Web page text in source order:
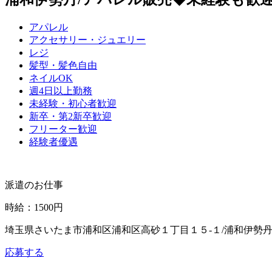
アパレル
アクセサリー・ジュエリー
レジ
髪型・髪色自由
ネイルOK
週4日以上勤務
未経験・初心者歓迎
新卒・第2新卒歓迎
フリーター歓迎
経験者優遇
派遣のお仕事
時給 ： 1500円
埼玉県さいたま市浦和区浦和区高砂１丁目１５‐１/浦和伊勢丹
応募する